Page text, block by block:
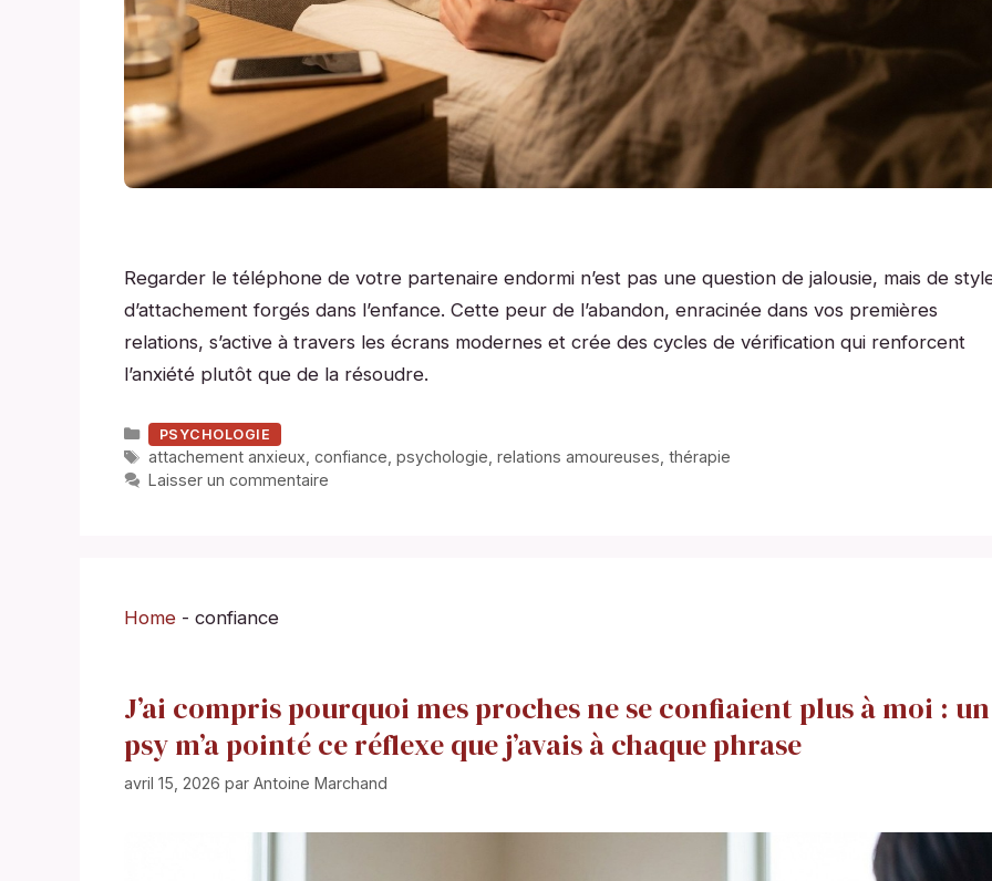
Regarder le téléphone de votre partenaire endormi n’est pas une question de jalousie, mais de
d’attachement forgés dans l’enfance. Cette peur de l’abandon, enracinée dans vos premières
relations, s’active à travers les écrans modernes et crée des cycles de vérification qui renforcent
l’anxiété plutôt que de la résoudre.
Catégories
PSYCHOLOGIE
Étiquettes
attachement anxieux confiance psychologie relations amoureuses thérapie
Laisser un commentaire
Home - confiance
J’ai compris pourquoi mes proches ne se confiaient plus à moi : un
psy m’a pointé ce réflexe que j’avais à chaque phrase
avril 15, 2026 par Antoine Marchand